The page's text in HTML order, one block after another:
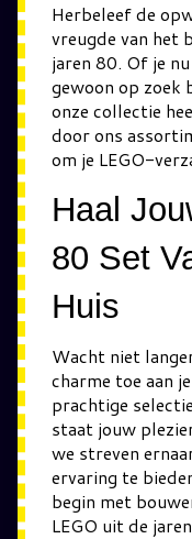
Herbeleef de
vreugde van het
jaren 80. Of je
gewoon op zoek
onze collectie
door ons
om je LEGO-
Haal
80 Set
Huis
Wacht niet
charme toe aan
prachtige
staat jouw
we streven
ervaring te
begin met
LEGO uit de